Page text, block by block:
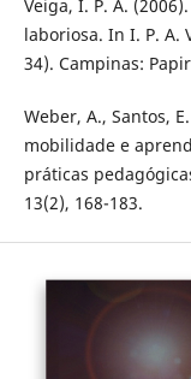
Veiga, I. P. A.
laboriosa. In I. P. A.
34). Campinas:
Weber, A., Santos,
mobilidade e
práticas
13(2), 168-183.